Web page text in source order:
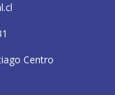
Centro